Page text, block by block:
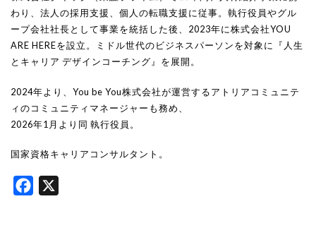
わり、法人の採用支援、個人の転職支援に従事。執行役員やグル
ープ会社社長として事業を統括した後、2023年に株式会社YOU
ARE HEREを設立。ミドル世代のビジネスパーソンを対象に『人生
とキャリア デザインコーチング』を展開。
2024年より、You be You株式会社が運営するアトリアコミュニテ
ィのコミュニティマネージャーも務め、
2026年1月より同 執行役員。
国家資格キャリアコンサルタント。
Facebook